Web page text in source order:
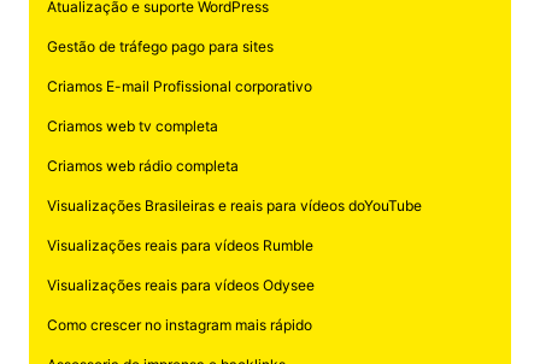
Atualização e suporte WordPress
Gestão de tráfego pago para sites
Criamos E-mail Profissional corporativo
Criamos web tv completa
Criamos web rádio completa
Visualizações Brasileiras e reais para vídeos doYouTube
Visualizações reais para vídeos Rumble
Visualizações reais para vídeos Odysee
Como crescer no instagram mais rápido